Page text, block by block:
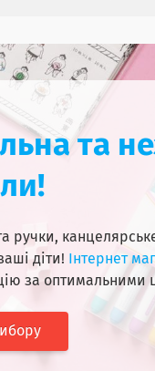
та
ручки,
діти!
Інтернет
за оптимальними